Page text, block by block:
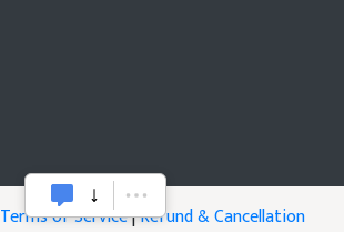
Terms of Service|Refund & Cancellation